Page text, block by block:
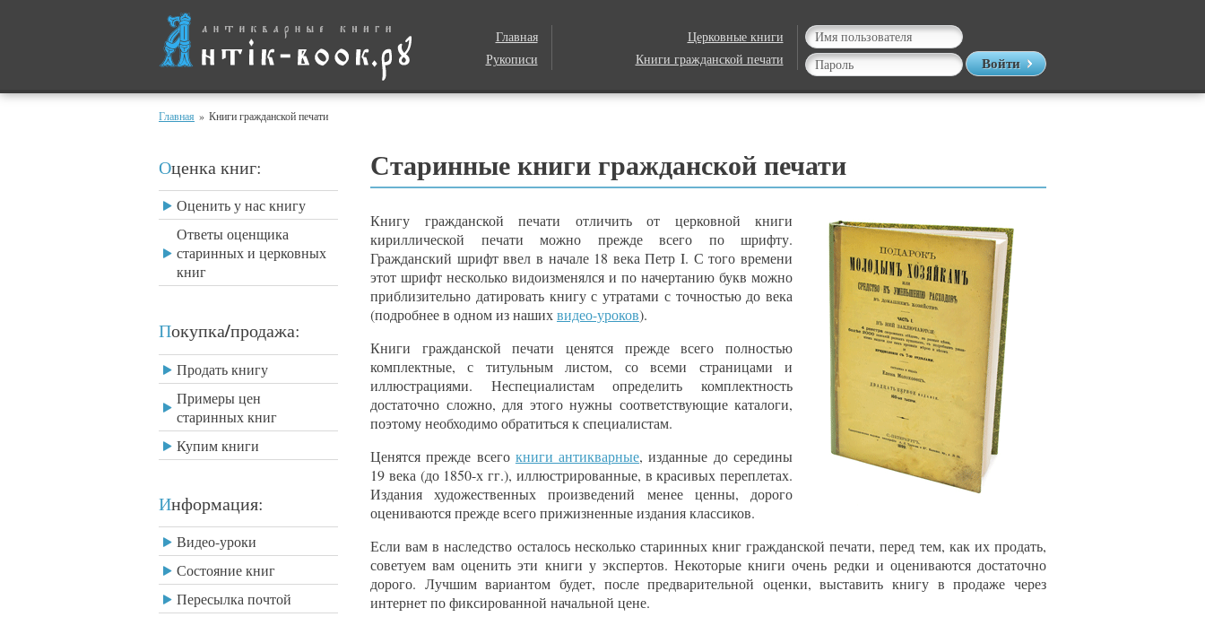
Войти
Главная
Рукописи
Церковные книги
Книги гражданской печати
Главная » Книги гражданской печати
Оценка книг:
Оценить у нас книгу
Ответы оценщика
старинных и церковных
книг
Покупка/продажа:
Продать книгу
Примеры цен
старинных книг
Купим книги
Информация:
Видео-уроки
Состояние книг
Пересылка почтой
Старинные книги гражданской печати
Книгу гражданской печати отличить от церковной книги
кириллической печати можно прежде всего по шрифту.
Гражданский шрифт ввел в начале 18 века Петр I. С того времени
этот шрифт несколько видоизменялся и по начертанию букв можно
приблизительно датировать книгу с утратами с точностью до века
(подробнее в одном из нашихвидео-уроков).
Книги гражданской печати ценятся прежде всего полностью
комплектные, с титульным листом, со всеми страницами и
иллюстрациями. Неспециалистам определить комплектность
достаточно сложно, для этого нужны соответствующие каталоги,
поэтому необходимо обратиться к специалистам.
Ценятся прежде всего книги антикварные, изданные до середины
19 века (до 1850-х гг.), иллюстрированные, в красивых переплетах.
Издания художественных произведений менее ценны, дорого
оцениваются прежде всего прижизненные издания классиков.
Если вам в наследство осталось несколько старинных книг гражданской печати, перед тем, как их продать,
советуем вам оценить эти книги у экспертов. Некоторые книги очень редки и оцениваются достаточно
дорого. Лучшим вариантом будет, после предварительной оценки, выставить книгу в продаже через
интернет по фиксированной начальной цене.